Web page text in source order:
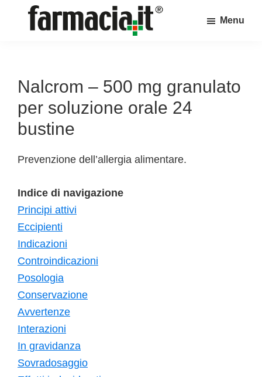
sul
mondo
della
farmacia
Menu
Nalcrom – 500 mg granulato
per soluzione orale 24
bustine
Prevenzione dell’allergia alimentare.
Indice di navigazione
Principi attivi
Eccipienti
Indicazioni
Controindicazioni
Posologia
Conservazione
Avvertenze
Interazioni
In gravidanza
Sovradosaggio